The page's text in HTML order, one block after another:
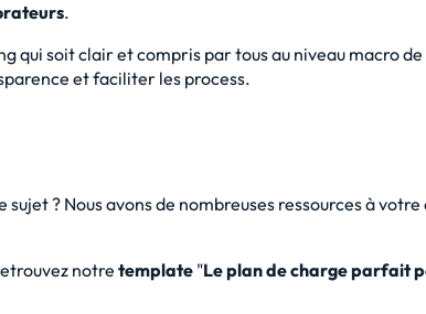
.
qui soit clair et compris par tous au niveau macro
et faciliter les process.
? Nous avons de nombreuses ressources à
notre template "Le plan de charge parfait